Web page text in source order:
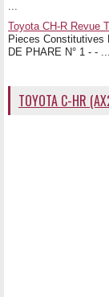
Toyota CH-R Revue
Pieces Constitutives
DE PHARE N° 1 - - ...
TOYOTA C-HR